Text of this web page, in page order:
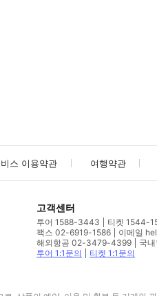
스 이용약관 여행약관
고객센터
투어 1588-3443
티켓 1544-
팩스 02-6919-1586
이메일
해외항공 02-3479-4399
국
투어 1:1문의
티켓 1:1문의